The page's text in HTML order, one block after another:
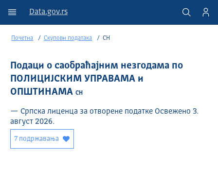
Data.gov.rs
Почетна Скупови података СН
Подаци о саобраћајним незгодама по
ПОЛИЦИЈСКИМ УПРАВАМА и
ОПШТИНАМАСН
— Српска лиценца за отворене податке Освежено 3.
август 2026.
7 подржавања